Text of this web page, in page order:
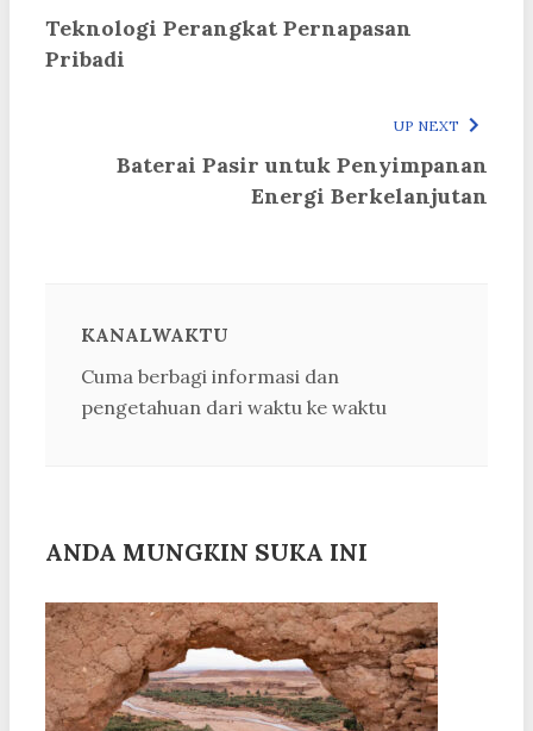
Teknologi Perangkat Pernapasan
Pribadi
UP NEXT
Baterai Pasir untuk Penyimpanan
Energi Berkelanjutan
KANALWAKTU
Cuma berbagi informasi dan
pengetahuan dari waktu ke waktu
ANDA MUNGKIN SUKA INI